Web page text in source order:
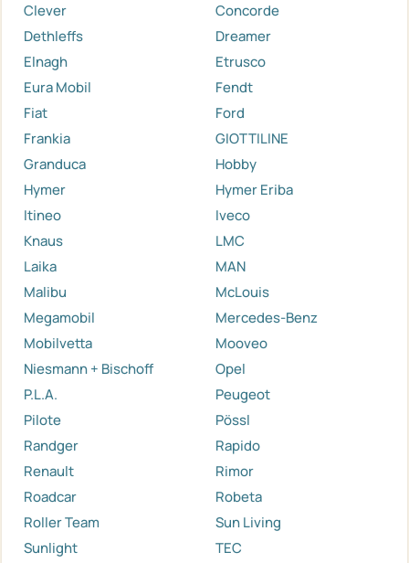
Clever
Concorde
Dethleffs
Dreamer
Elnagh
Etrusco
Eura Mobil
Fendt
Fiat
Ford
Frankia
GIOTTILINE
Granduca
Hobby
Hymer
Hymer Eriba
Itineo
Iveco
Knaus
LMC
Laika
MAN
Malibu
McLouis
Megamobil
Mercedes-Benz
Mobilvetta
Mooveo
Niesmann + Bischoff
Opel
P.L.A.
Peugeot
Pilote
Pössl
Randger
Rapido
Renault
Rimor
Roadcar
Robeta
Roller Team
Sun Living
Sunlight
TEC